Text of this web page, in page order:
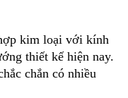
kim loại với kính
thiết kế hiện nay.
chắn có nhiều